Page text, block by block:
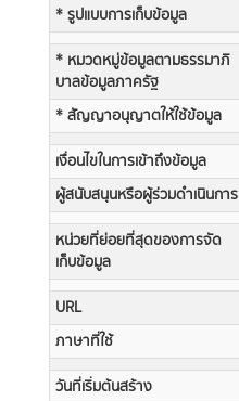
* รูปแบบการเก็บข้อมูล
* หมวดหมู่ข้อมูลตามธรรมาภิ
บาลข้อมูลภาครัฐ
* สัญญาอนุญาตให้ใช้ข้อมูล
เงื่อนไขในการเข้าถึงข้อมูล
ผู้สนับสนุนหรือผู้ร่วมดำเนินการ
หน่วยที่ย่อยที่สุดของการจัด
เก็บข้อมูล
URL
ภาษาที่ใช้
วันที่เริ่มต้นสร้าง